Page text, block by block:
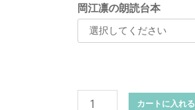
岡江凛の朗読台本
カートに入れる